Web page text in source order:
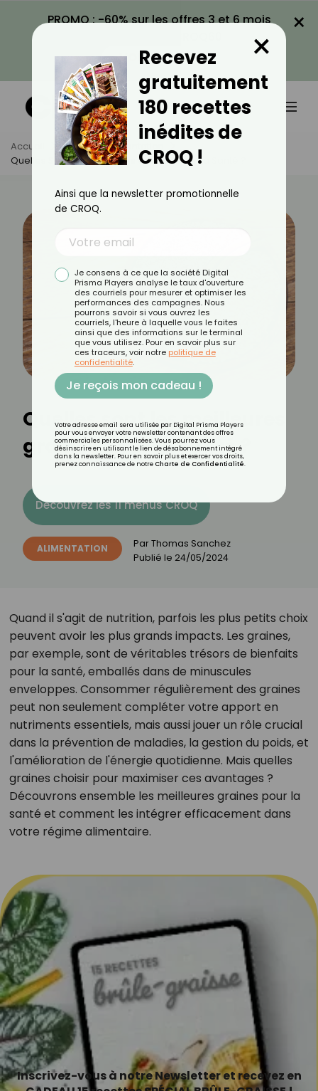
PROMO : -60% sur les offres 3 et 6 mois
VOIR LA PROMO
×
Accueil Actus
Alimentation
Quelles Sont Les Meilleures Graines Pour La Santé ?
Quelles sont les meilleures
graines pour la santé ?
Découvrez les 11 menus CROQ
ALIMENTATION ParThomas Sanchez
Publié le 24/05/2024
Quand il s'agit de nutrition, parfois les plus petits choix
peuvent avoir les plus grands impacts. Les graines,
par exemple, sont de véritables trésors de bienfaits
pour la santé, emballés dans de minuscules
enveloppes. Consommer régulièrement des graines
peut non seulement compléter votre apport en
nutriments essentiels, mais aussi jouer un rôle crucial
dans la prévention de maladies, la gestion du poids, et
l'amélioration de l'énergie quotidienne. Mais quelles
graines choisir pour maximiser ces avantages ?
Découvrons ensemble les meilleures graines pour la
santé et comment les intégrer efficacement dans
votre régime alimentaire.
Inscrivez-vous à notre Newsletter et recevez en
Recevez
gratuitement
180 recettes
inédites de
CROQ !
×
Ainsi que la newsletter promotionnelle
de CROQ.
Je consens à ce que la société Digital
Prisma Players analyse le taux d'ouverture
des courriels pour mesurer et optimiser les
performances des campagnes. Nous
pourrons savoir si vous ouvrez les
courriels, l'heure à laquelle vous le faites
ainsi que des informations sur le terminal
que vous utilisez. Pour en savoir plus sur
ces traceurs, voir notre politique de
confidentialité.
Je reçois mon cadeau !
Votre adresse email sera utilisée par Digital Prisma Players
pour vous envoyer votre newsletter contenant des offres
commerciales personnalisées. Vous pourrez vous
désinscrire en utilisant le lien de désabonnement intégré
dans la newsletter. Pour en savoir plus et exercer vos droits,
prenez connaissance de notre Charte de Confidentialité.